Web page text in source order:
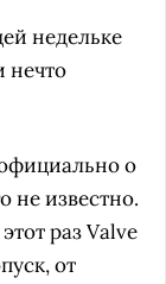
недельке
нечто
о
не известно.
раз Valve
от